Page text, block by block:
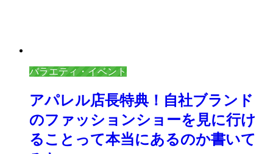
バラエティ・イベント
アパレル店長特典！自社ブランド
のファッションショーを見に行け
ることって本当にあるのか書いて